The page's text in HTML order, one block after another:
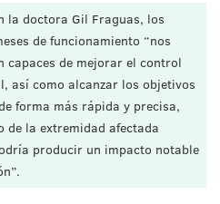
la doctora Gil Fraguas, los
de funcionamiento “nos
capaces de mejorar el control
así como alcanzar los objetivos
forma más rápida y precisa,
de la extremidad afectada
producir un impacto notable